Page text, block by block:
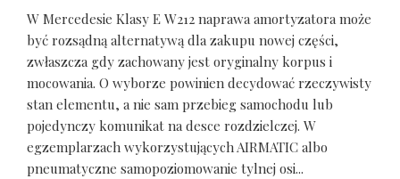
W Mercedesie Klasy E W212 naprawa amortyzatora może
być rozsądną alternatywą dla zakupu nowej części,
zwłaszcza gdy zachowany jest oryginalny korpus i
mocowania. O wyborze powinien decydować rzeczywisty
stan elementu, a nie sam przebieg samochodu lub
pojedynczy komunikat na desce rozdzielczej. W
egzemplarzach wykorzystujących AIRMATIC albo
pneumatyczne samopoziomowanie tylnej osi...